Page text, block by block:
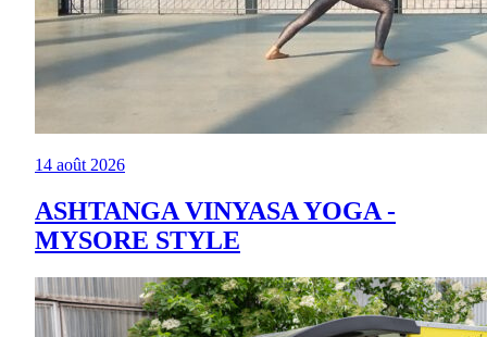
14 août 2026
ASHTANGA VINYASA YOGA -
MYSORE STYLE